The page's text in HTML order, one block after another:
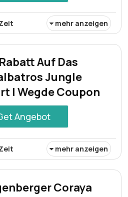
mehr anzeigen
in unserem
zeitlich begrenzte Angebot
solange der Vorrat reicht.
Auf Das
Jungle
| Wegde Coupon
Angebot
mehr anzeigen
Stellung unterstreicht. Diese
Coraya